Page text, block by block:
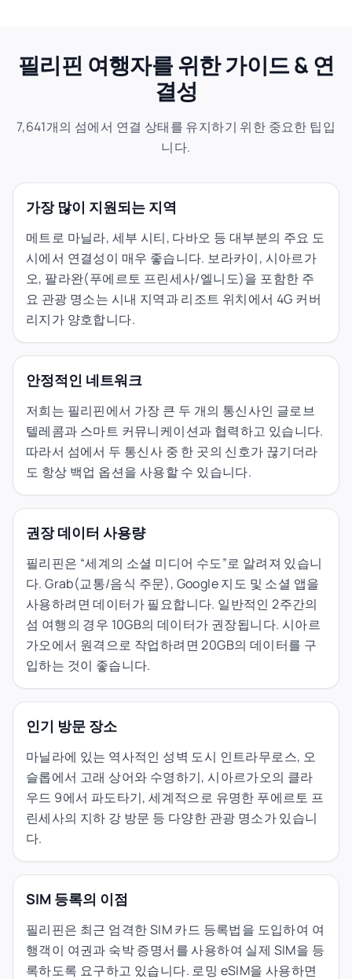
필리핀 여행자를 위한 가이드 & 연
결성
7,641개의 섬에서 연결 상태를 유지하기 위한 중요한 팁입
니다.
가장 많이 지원되는 지역
메트로 마닐라, 세부 시티, 다바오 등 대부분의 주요 도
시에서 연결성이 매우 좋습니다. 보라카이, 시아르가
오, 팔라완(푸에르토 프린세사/엘니도)을 포함한 주
요 관광 명소는 시내 지역과 리조트 위치에서 4G 커버
리지가 양호합니다.
안정적인 네트워크
저희는 필리핀에서 가장 큰 두 개의 통신사인 글로브
텔레콤과 스마트 커뮤니케이션과 협력하고 있습니다.
따라서 섬에서 두 통신사 중 한 곳의 신호가 끊기더라
도 항상 백업 옵션을 사용할 수 있습니다.
권장 데이터 사용량
필리핀은 “세계의 소셜 미디어 수도”로 알려져 있습니
다. Grab(교통/음식 주문), Google 지도 및 소셜 앱을
사용하려면 데이터가 필요합니다. 일반적인 2주간의
섬 여행의 경우 10GB의 데이터가 권장됩니다. 시아르
가오에서 원격으로 작업하려면 20GB의 데이터를 구
입하는 것이 좋습니다.
인기 방문 장소
마닐라에 있는 역사적인 성벽 도시 인트라무로스, 오
슬롭에서 고래 상어와 수영하기, 시아르가오의 클라
우드 9에서 파도타기, 세계적으로 유명한 푸에르토 프
린세사의 지하 강 방문 등 다양한 관광 명소가 있습니
다.
SIM 등록의 이점
필리핀은 최근 엄격한 SIM 카드 등록법을 도입하여 여
행객이 여권과 숙박 증명서를 사용하여 실제 SIM을 등
록하도록 요구하고 있습니다. 로밍 eSIM을 사용하면